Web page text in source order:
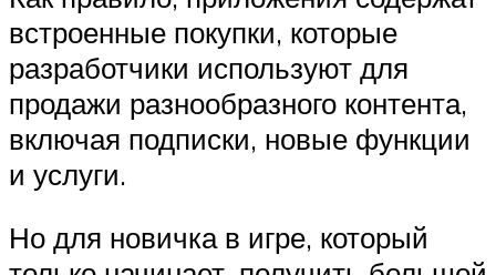
встроенные покупки, которые
разработчики используют для
продажи разнообразного контента,
включая подписки, новые функции
и услуги.
Но для новичка в игре, который